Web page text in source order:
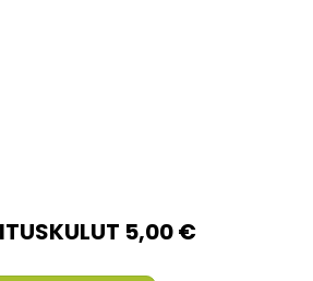
5,00 €